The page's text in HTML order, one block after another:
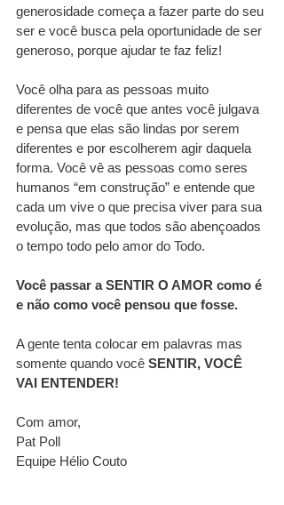
generosidade começa a fazer parte do seu
ser e você busca pela oportunidade de ser
generoso, porque ajudar te faz feliz!
Você olha para as pessoas muito
diferentes de você que antes você julgava
e pensa que elas são lindas por serem
diferentes e por escolherem agir daquela
forma. Você vê as pessoas como seres
humanos “em construção” e entende que
cada um vive o que precisa viver para sua
evolução, mas que todos são abençoados
o tempo todo pelo amor do Todo.
Você passar a SENTIR O AMOR como é
e não como você pensou que fosse.
A gente tenta colocar em palavras mas
somente quando você SENTIR, VOCÊ
VAI ENTENDER!
Com amor,
Pat Poll
Equipe Hélio Couto